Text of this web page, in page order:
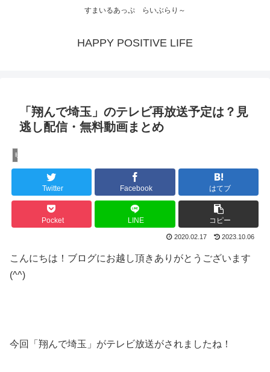
すまいるあっぷ らいぶらり～
HAPPY POSITIVE LIFE
「翔んで埼玉」のテレビ再放送予定は？見
逃し配信・無料動画まとめ
映画・ドラマ
Twitter Facebook はてブ
Pocket LINE コピー
2020.02.17 2023.10.06
こんにちは！ブログにお越し頂きありがとうございます
(^^)
今回「翔んで埼玉」がテレビ放送がされましたね！